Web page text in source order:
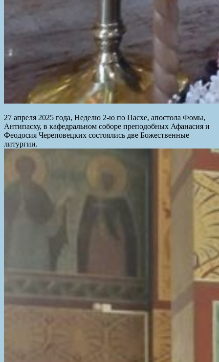
27 апреля 2025 года, Неделю 2-ю по Пасхе, апостола Фомы,
Антипасху, в кафедральном соборе преподобных Афанасия и
Феодосия Череповецких состоялись две Божественные
литургии.